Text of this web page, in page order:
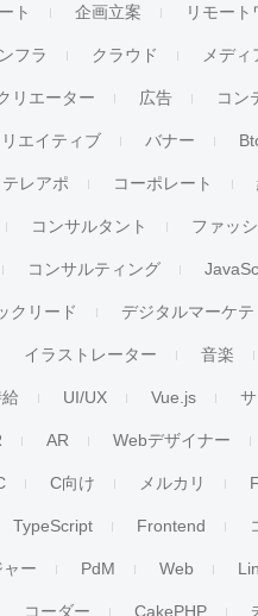
ト 企画立案 リモート
フラ クラウド メディ
リエーター 広告 コン
エイティブ バナー
テレアポ コーポレート
コンサルタント ファッ
コンサルティング
クリード デジタルマーケ
イラストレーター 音楽
UI/UX Vue.js
AR Webデザイナー
C向け メルカリ
TypeScript Frontend
ー PdM Web
コーダー CakePHP